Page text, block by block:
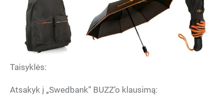
Taisyklės:
Atsakyk į „Swedbank” BUZZ’o klausimą: